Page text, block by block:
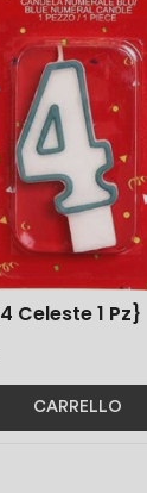
Candelina N.4 Celeste 1 Pz}
CARRELLO